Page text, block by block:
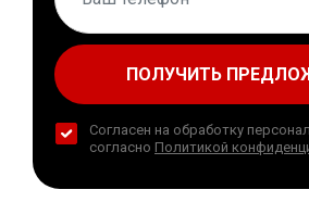
ПОЛУЧИТЬ
Согласен на обработку
согласно Политикой